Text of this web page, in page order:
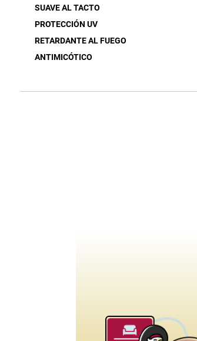
SUAVE AL TACTO
PROTECCIÓN UV
RETARDANTE AL FUEGO
ANTIMICÓTICO